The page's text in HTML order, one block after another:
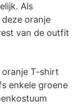
Als
oranje
van de outfit
T-shirt
enkele groene